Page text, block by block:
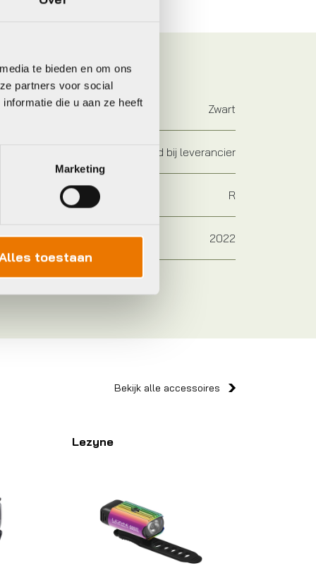
te bieden en om ons
partners voor social
die u aan ze heeft
Marketing
toestaan
Zwart
Op voorraad bij leverancier
R
2022
Bekijk alle accessoires
Lezyne